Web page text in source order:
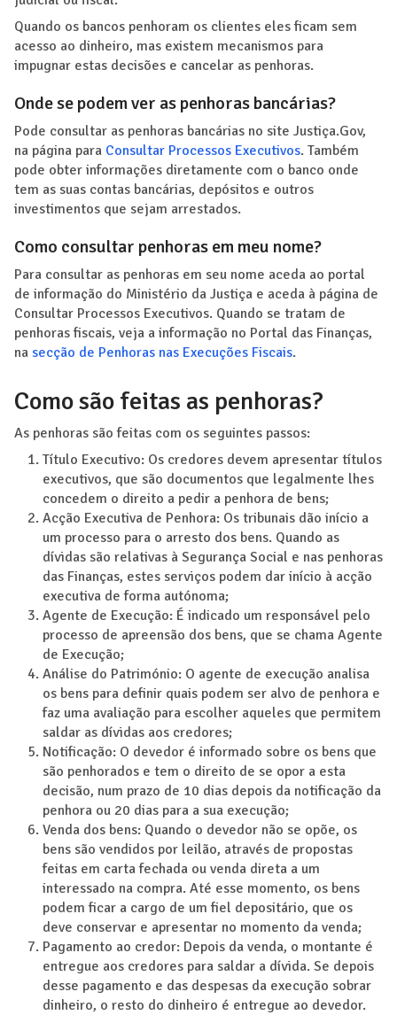
Quando os bancos penhoram os clientes eles ficam sem
acesso ao dinheiro, mas existem mecanismos para
impugnar estas decisões e cancelar as penhoras.
Onde se podem ver as penhoras bancárias?
Pode consultar as penhoras bancárias no site Justiça.Gov,
na página para Consultar Processos Executivos. Também
pode obter informações diretamente com o banco onde
tem as suas contas bancárias, depósitos e outros
investimentos que sejam arrestados.
Como consultar penhoras em meu nome?
Para consultar as penhoras em seu nome aceda ao portal
de informação do Ministério da Justiça e aceda à página de
Consultar Processos Executivos. Quando se tratam de
penhoras fiscais, veja a informação no Portal das Finanças,
na secção de Penhoras nas Execuções Fiscais.
Como são feitas as penhoras?
As penhoras são feitas com os seguintes passos:
Título Executivo: Os credores devem apresentar títulos
executivos, que são documentos que legalmente lhes
concedem o direito a pedir a penhora de bens;
Acção Executiva de Penhora: Os tribunais dão início a
um processo para o arresto dos bens. Quando as
dívidas são relativas à Segurança Social e nas penhoras
das Finanças, estes serviços podem dar início à acção
executiva de forma autónoma;
Agente de Execução: É indicado um responsável pelo
processo de apreensão dos bens, que se chama Agente
de Execução;
Análise do Património: O agente de execução analisa
os bens para definir quais podem ser alvo de penhora e
faz uma avaliação para escolher aqueles que permitem
saldar as dívidas aos credores;
Notificação: O devedor é informado sobre os bens que
são penhorados e tem o direito de se opor a esta
decisão, num prazo de 10 dias depois da notificação da
penhora ou 20 dias para a sua execução;
Venda dos bens: Quando o devedor não se opõe, os
bens são vendidos por leilão, através de propostas
feitas em carta fechada ou venda direta a um
interessado na compra. Até esse momento, os bens
podem ficar a cargo de um fiel depositário, que os
deve conservar e apresentar no momento da venda;
Pagamento ao credor: Depois da venda, o montante é
entregue aos credores para saldar a dívida. Se depois
desse pagamento e das despesas da execução sobrar
dinheiro, o resto do dinheiro é entregue ao devedor.